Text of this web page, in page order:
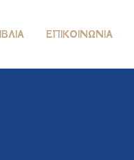
ΕΠΙΚΟΙΝΩΝΊΑ